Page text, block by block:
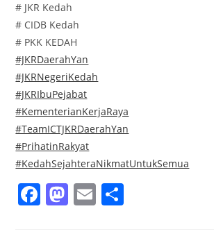
# JKR Kedah
# CIDB Kedah
# PKK KEDAH
#JKRDaerahYan
#JKRNegeriKedah
#JKRIbuPejabat
#KementerianKerjaRaya
#TeamICTJKRDaerahYan
#PrihatinRakyat
#KedahSejahteraNikmatUntukSemua
F M E